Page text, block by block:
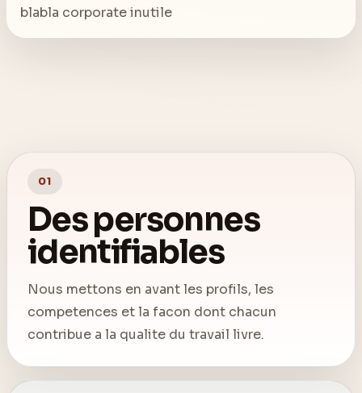
blabla corporate inutile
01
Des personnes
identifiables
Nous mettons en avant les profils, les
competences et la facon dont chacun
contribue a la qualite du travail livre.